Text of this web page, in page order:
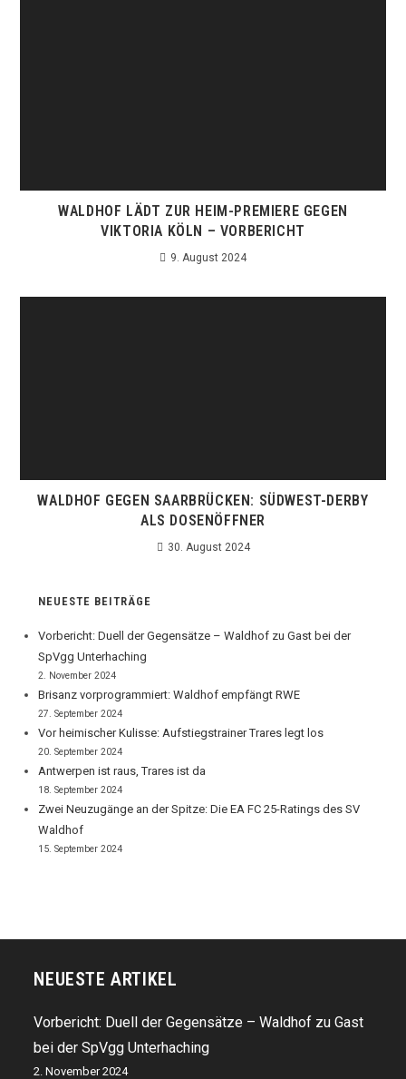
WALDHOF LÄDT ZUR HEIM-PREMIERE GEGEN
VIKTORIA KÖLN – VORBERICHT
9. August 2024
WALDHOF GEGEN SAARBRÜCKEN: SÜDWEST-DERBY
ALS DOSENÖFFNER
30. August 2024
NEUESTE BEITRÄGE
Vorbericht: Duell der Gegensätze – Waldhof zu Gast bei der
SpVgg Unterhaching
2. November 2024
Brisanz vorprogrammiert: Waldhof empfängt RWE
27. September 2024
Vor heimischer Kulisse: Aufstiegstrainer Trares legt los
20. September 2024
Antwerpen ist raus, Trares ist da
18. September 2024
Zwei Neuzugänge an der Spitze: Die EA FC 25-Ratings des SV
Waldhof
15. September 2024
NEUESTE ARTIKEL
Vorbericht: Duell der Gegensätze – Waldhof zu Gast
bei der SpVgg Unterhaching
2. November 2024